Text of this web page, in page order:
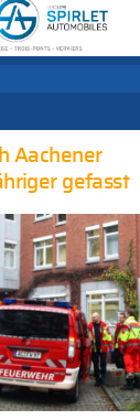
Aachener
gefasst